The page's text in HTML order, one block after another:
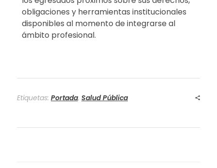
d
n
t
obligaciones y herramientas institucionales
disponibles al momento de integrarse al
ámbito profesional.
Etiquetas: Portada, Salud Pública